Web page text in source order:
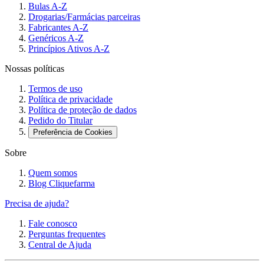
Bulas A-Z
Drogarias/Farmácias parceiras
Fabricantes A-Z
Genéricos A-Z
Princípios Ativos A-Z
Nossas políticas
Termos de uso
Política de privacidade
Política de proteção de dados
Pedido do Titular
Preferência de Cookies
Sobre
Quem somos
Blog Cliquefarma
Precisa de ajuda?
Fale conosco
Perguntas frequentes
Central de Ajuda